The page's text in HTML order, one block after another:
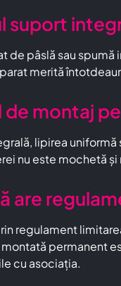
suport
de pâslă sau
merită
de montaj
lipirea
nu este mochetă
are
regulament
permanent
cu asociația.